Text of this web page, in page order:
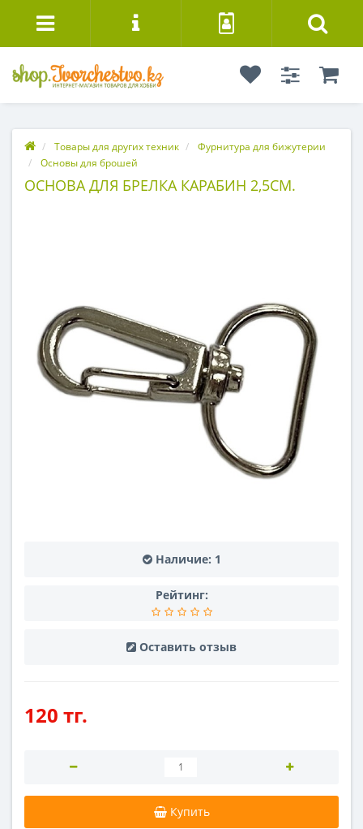
Товары для других техник
Фурнитура для бижутерии
Основы для брошей
ОСНОВА ДЛЯ БРЕЛКА КАРАБИН 2,5СМ.
Наличие: 1
Рейтинг:
Оставить отзыв
120 тг.
Купить